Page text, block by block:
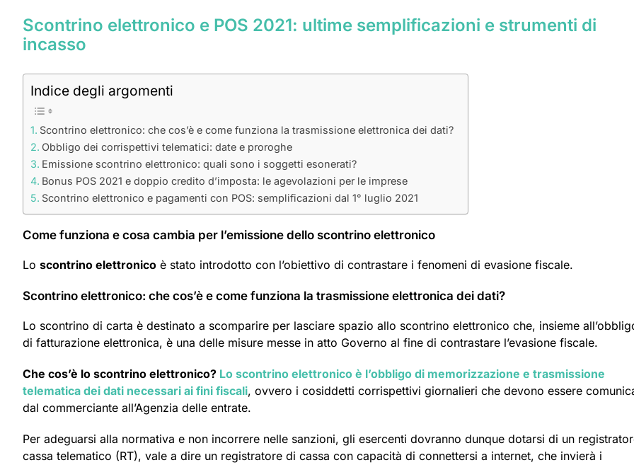
Scontrino elettronico e POS 2021: ultime semplificazioni e strumenti di
incasso
Indice degli argomenti
Scontrino elettronico: che cos’è e come funziona la trasmissione elettronica dei dati?
Obbligo dei corrispettivi telematici: date e proroghe
Emissione scontrino elettronico: quali sono i soggetti esonerati?
Bonus POS 2021 e doppio credito d’imposta: le agevolazioni per le imprese
Scontrino elettronico e pagamenti con POS: semplificazioni dal 1° luglio 2021
Come funziona e cosa cambia per l’emissione dello scontrino elettronico
Lo scontrino elettronico è stato introdotto con l’obiettivo di contrastare i fenomeni di evasione fiscale.
Scontrino elettronico: che cos’è e come funziona la trasmissione elettronica dei dati?
Lo scontrino di carta è destinato a scomparire per lasciare spazio allo scontrino elettronico che, insieme
di fatturazione elettronica, è una delle misure messe in atto Governo al fine di contrastare l’evasione fiscale.
Che cos’è lo scontrino elettronico? Lo scontrino elettronico è l’obbligo di memorizzazione e trasmissione
telematica dei dati necessari ai fini fiscali, ovvero i cosiddetti corrispettivi giornalieri che devono essere
dal commerciante all’Agenzia delle entrate.
Per adeguarsi alla normativa e non incorrere nelle sanzioni, gli esercenti dovranno dunque dotarsi di un
cassa telematico (RT), vale a dire un registratore di cassa con capacità di connettersi a internet, che invierà i